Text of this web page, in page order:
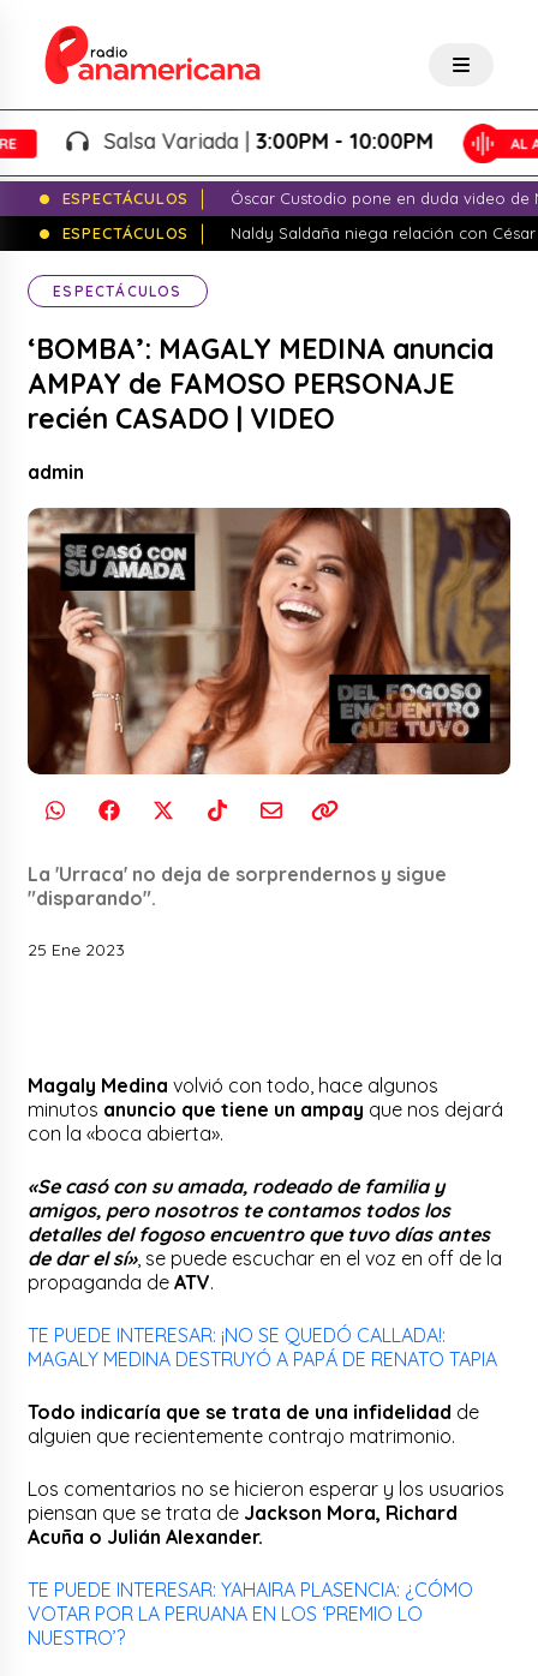
Salsa Variada |3:00PM - 10:00PM
ESPECTÁCULOS
Óscar Custodio pone en duda video de
ESPECTÁCULOS
Naldy Saldaña niega relación con
ESPECTÁCULOS
‘BOMBA’: MAGALY MEDINA anuncia
AMPAY de FAMOSO PERSONAJE
recién CASADO | VIDEO
admin
La 'Urraca' no deja de sorprendernos y sigue
"disparando".
25 Ene 2023
Magaly Medinavolvió con todo, hace algunos
minutos anuncio que tiene un ampay que nos dejará
con la «boca abierta».
«Se casó con su amada, rodeado de familia y
amigos, pero nosotros te contamos todos los
detalles del fogoso encuentro que tuvo días antes
de dar el sí», se puede escuchar en el voz en off de la
propaganda de ATV.
TE PUEDE INTERESAR: ¡NO SE QUEDÓ CALLADA!:
MAGALY MEDINA DESTRUYÓ A PAPÁ DE RENATO TAPIA
Todo indicaría que se trata de una infidelidad de
alguien que recientemente contrajo matrimonio.
Los comentarios no se hicieron esperar y los usuarios
piensan que se trata de Jackson Mora, Richard
Acuña o Julián Alexander.
TE PUEDE INTERESAR: YAHAIRA PLASENCIA: ¿CÓMO
VOTAR POR LA PERUANA EN LOS ‘PREMIO LO
NUESTRO’?